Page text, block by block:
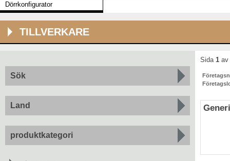
Dörrkonfigurator
TILLVERKARE
Sök
Land
produktkategori
Sida 1